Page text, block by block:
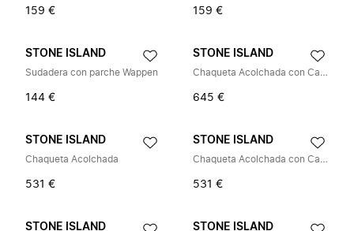
159 € 159 €
STONE ISLAND
Sudadera con parche Wappen
144 €
STONE ISLAND
Chaqueta Acolchada con Capucha
645 €
STONE ISLAND
Chaqueta Acolchada
531 €
STONE ISLAND
Chaqueta Acolchada con Capucha
531 €
STONE ISLAND STONE ISLAND